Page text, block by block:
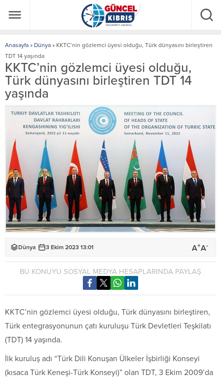
Anasayfa » Dünya » KKTC’nin gözlemci üyesi olduğu, Türk dünyasını birleştiren
TDT 14 yaşında
KKTC’nin gözlemci üyesi olduğu,
Türk dünyasını birleştiren TDT 14
yaşında
Dünya 3 Ekim 2023 13:01 A+A-
BU KONUYU SOSYAL MEDYA HESAPLARINDA PAYLAŞ
KKTC’nin gözlemci üyesi olduğu, Türk dünyasını birleştiren,
Türk entegrasyonunun çatı kuruluşu Türk Devletleri Teşkilatı
(TDT) 14 yaşında.
İlk kuruluş adı “Türk Dili Konuşan Ülkeler İşbirliği Konseyi
(kısaca Türk Keneşi-Türk Konseyi)” olan TDT, 3 Ekim 2009’da